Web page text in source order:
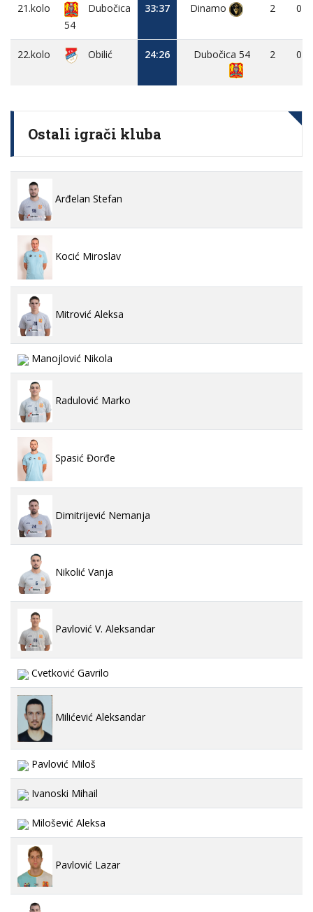
21.kolo
Dubočica
54
33:37 Dinamo 2 0
22.kolo Obilić 24:26 Dubočica 54 2 0
Ostali igrači kluba
Arđelan Stefan
Kocić Miroslav
Mitrović Aleksa
Manojlović Nikola
Radulović Marko
Spasić Đorđe
Dimitrijević Nemanja
Nikolić Vanja
Pavlović V. Aleksandar
Cvetković Gavrilo
Milićević Aleksandar
Pavlović Miloš
Ivanoski Mihail
Milošević Aleksa
Pavlović Lazar